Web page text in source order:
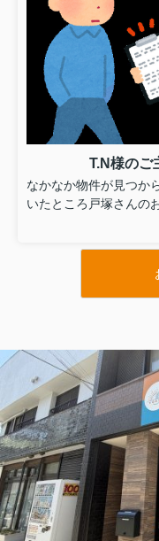
T.N様のご
なかなか物件が見つか
いたところ戸塚さんの
物件に入居することが